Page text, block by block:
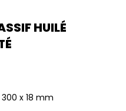
HUILÉ
x 18 mm